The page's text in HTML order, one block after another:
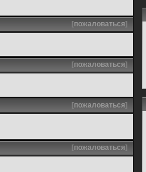
[пожаловаться]
[пожаловаться]
[пожаловаться]
[пожаловаться]